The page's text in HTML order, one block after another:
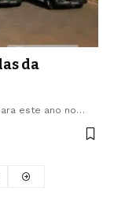
da
este ano no…